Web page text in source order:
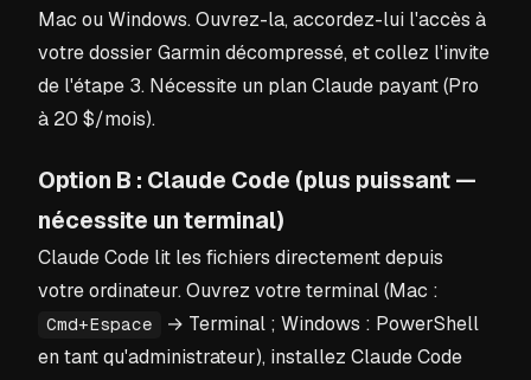
Mac ou Windows. Ouvrez-la, accordez-lui l'accès à
votre dossier Garmin décompressé, et collez l'invite
de l'étape 3. Nécessite un plan Claude payant (Pro
à 20 $/mois).
Option B : Claude Code (plus puissant —
nécessite un terminal)
Claude Code lit les fichiers directement depuis
votre ordinateur. Ouvrez votre terminal (Mac :
Cmd+Espace
→ Terminal ; Windows : PowerShell
en tant qu'administrateur), installez Claude Code